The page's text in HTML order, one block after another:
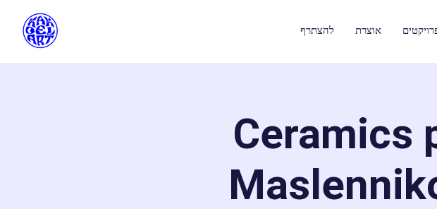
אוצרת להצתרף
Ceramics